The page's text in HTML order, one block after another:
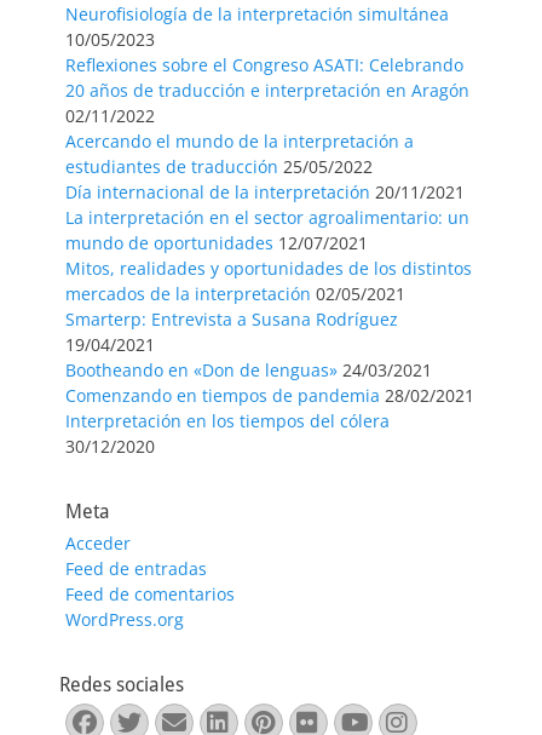
Neurofisiología de la interpretación simultánea
10/05/2023
Reflexiones sobre el Congreso ASATI: Celebrando
20 años de traducción e interpretación en Aragón
02/11/2022
Acercando el mundo de la interpretación a
estudiantes de traducción 25/05/2022
Día internacional de la interpretación 20/11/2021
La interpretación en el sector agroalimentario: un
mundo de oportunidades 12/07/2021
Mitos, realidades y oportunidades de los distintos
mercados de la interpretación 02/05/2021
Smarterp: Entrevista a Susana Rodríguez
19/04/2021
Bootheando en «Don de lenguas» 24/03/2021
Comenzando en tiempos de pandemia 28/02/2021
Interpretación en los tiempos del cólera
30/12/2020
Meta
Acceder
Feed de entradas
Feed de comentarios
WordPress.org
Redes sociales
Facebook
Twitter
Correo
LinkedIn
Pinterest
FlickrYouTube